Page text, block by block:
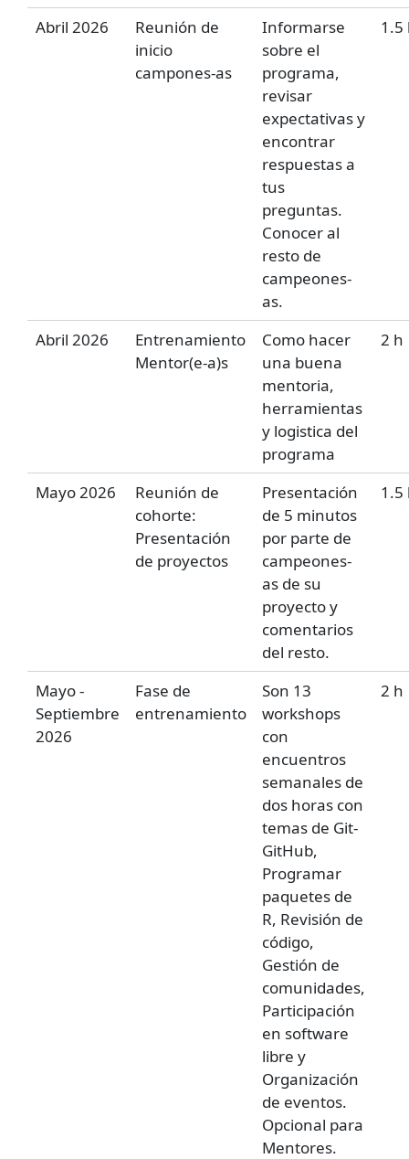
Abril 2026
Reunión de
inicio
campones-as
Informarse
sobre el
programa,
revisar
expectativas y
encontrar
respuestas a
tus
preguntas.
Conocer al
resto de
campeones-
as.
1.5
Abril 2026
Entrenamiento
Mentor(e-a)s
Como hacer
una buena
mentoria,
herramientas
y logistica del
programa
2 h
Mayo 2026
Reunión de
cohorte:
Presentación
de proyectos
Presentación
de 5 minutos
por parte de
campeones-
as de su
proyecto y
comentarios
del resto.
1.5
Mayo -
Septiembre
2026
Fase de
entrenamiento
Son 13
workshops
con
encuentros
semanales de
dos horas con
temas de Git-
GitHub,
Programar
paquetes de
R, Revisión de
código,
Gestión de
comunidades,
Participación
en software
libre y
Organización
de eventos.
Opcional para
Mentores.
2 h